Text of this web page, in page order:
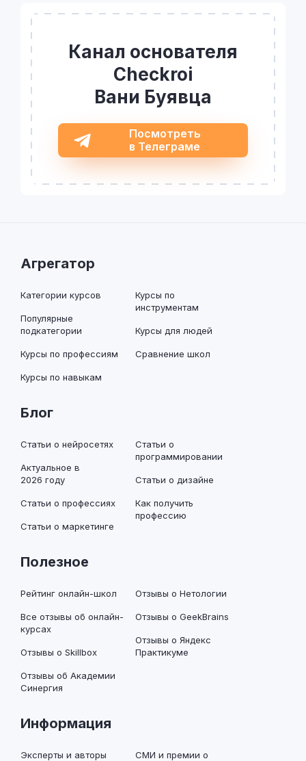
Канал основателя
Checkroi
Вани Буявца
Посмотреть
в Телеграме
Агрегатор
Категории курсов
Популярные
подкатегории
Курсы по профессиям
Курсы по навыкам
Курсы по
инструментам
Курсы для людей
Сравнение школ
Блог
Статьи о нейросетях
Актуальное в
2026 году
Статьи о профессиях
Статьи о маркетинге
Статьи о
программировании
Статьи о дизайне
Как получить
профессию
Полезное
Рейтинг онлайн-школ
Все отзывы об онлайн-
курсах
Отзывы о Skillbox
Отзывы об Академии
Синергия
Отзывы о Нетологии
Отзывы о GeekBrains
Отзывы о Яндекс
Практикуме
Информация
Эксперты и авторы
СМИ и премии о